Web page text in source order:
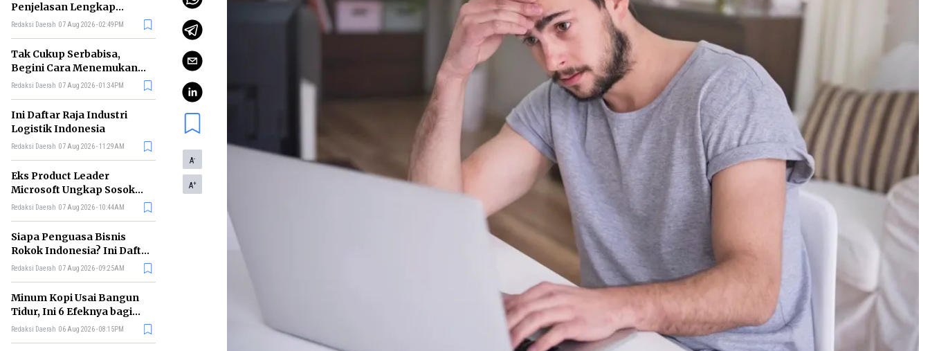
Penjelasan Lengkap
tentang Konsep Kabinet
Redaksi Daerah 07 Aug 2026 - 02:49PM
Tak Cukup Serbabisa,
Begini Cara Menemukan
'Spike' agar CV Dilirik HR
Redaksi Daerah 07 Aug 2026 - 01:34PM
Ini Daftar Raja Industri
Logistik Indonesia
Redaksi Daerah 07 Aug 2026 - 11:29AM
Eks Product Leader
Microsoft Ungkap Sosok
yang Paling Cocok
Redaksi Daerah 07 Aug 2026 - 10:44AM
Siapa Penguasa Bisnis
Rokok Indonesia? Ini Daftar
Perusahaan Terbesarnya
Redaksi Daerah 07 Aug 2026 - 09:25AM
Minum Kopi Usai Bangun
Tidur, Ini 6 Efeknya bagi
Kesehatan Tubuh
Redaksi Daerah 06 Aug 2026 - 08:15PM
A-
A+